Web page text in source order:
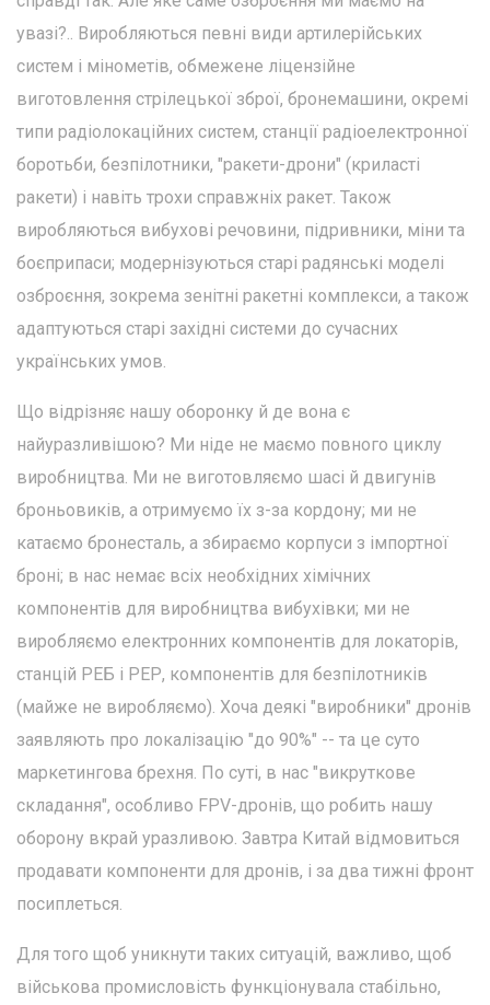
увазі?.. Виробляються певні види артилерійських
систем і мінометів, обмежене ліцензійне
виготовлення стрілецької зброї, бронемашини, окремі
типи радіолокаційних систем, станції радіоелектронної
боротьби, безпілотники, "ракети-дрони" (криласті
ракети) і навіть трохи справжніх ракет. Також
виробляються вибухові речовини, підривники, міни та
боєприпаси; модернізуються старі радянські моделі
озброєння, зокрема зенітні ракетні комплекси, а також
адаптуються старі західні системи до сучасних
українських умов.
Що відрізняє нашу оборонку й де вона є
найуразливішою? Ми ніде не маємо повного циклу
виробництва. Ми не виготовляємо шасі й двигунів
броньовиків, а отримуємо їх з-за кордону; ми не
катаємо бронесталь, а збираємо корпуси з імпортної
броні; в нас немає всіх необхідних хімічних
компонентів для виробництва вибухівки; ми не
виробляємо електронних компонентів для локаторів,
станцій РЕБ і РЕР, компонентів для безпілотників
(майже не виробляємо). Хоча деякі "виробники" дронів
заявляють про локалізацію "до 90%" -- та це суто
маркетингова брехня. По суті, в нас "викруткове
складання", особливо FPV-дронів, що робить нашу
оборону вкрай уразливою. Завтра Китай відмовиться
продавати компоненти для дронів, і за два тижні фронт
посиплеться.
Для того щоб уникнути таких ситуацій, важливо, щоб
військова промисловість функціонувала стабільно,